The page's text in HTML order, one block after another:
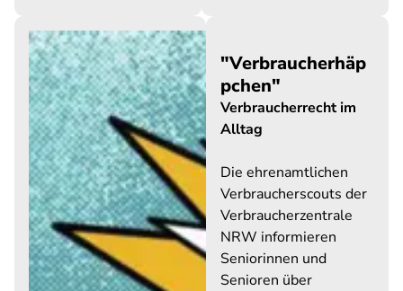
"Verbraucherhäp
pchen"
Verbraucherrecht im
Alltag
Die ehrenamtlichen
Verbraucherscouts der
Verbraucherzentrale
NRW informieren
Seniorinnen und
Senioren über